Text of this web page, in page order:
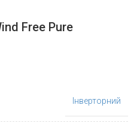
Free Pure
Інверторний